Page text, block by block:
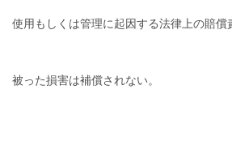
使用もしくは管理に起因する法律上の賠償
被った損害は補償されない。